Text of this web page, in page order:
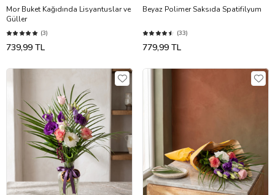
Mor Buket Kağıdında Lisyantuslar ve
Güller
(3)
739,99 TL
Beyaz Polimer Saksıda Spatifilyum
(33)
779,99 TL